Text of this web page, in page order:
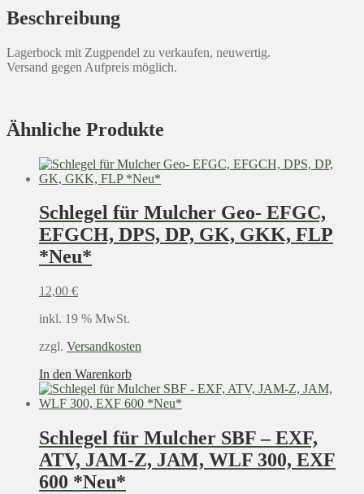
Menge
Beschreibung
Lagerbock mit Zugpendel zu verkaufen, neuwertig.
Versand gegen Aufpreis möglich.
Ähnliche Produkte
Schlegel für Mulcher Geo- EFGC,
EFGCH, DPS, DP, GK, GKK, FLP
*Neu*
12,00 €
inkl. 19 % MwSt.
zzgl. Versandkosten
In den Warenkorb
Schlegel für Mulcher SBF – EXF,
ATV, JAM-Z, JAM, WLF 300, EXF
600 *Neu*